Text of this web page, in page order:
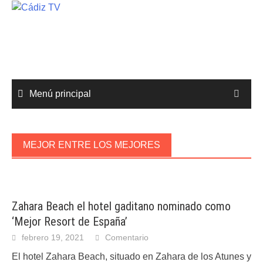
Saltar
Menú principal
MEJOR ENTRE LOS MEJORES
Zahara Beach el hotel gaditano nominado como
‘Mejor Resort de España’
febrero 19, 2021 Comentario
El hotel Zahara Beach, situado en Zahara de los Atunes y